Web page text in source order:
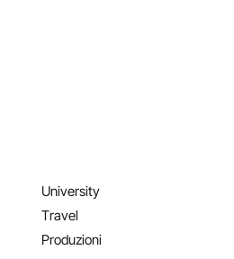
University
Travel
Produzioni